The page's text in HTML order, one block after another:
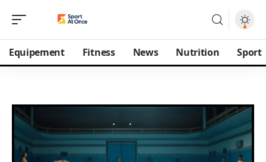
Equipement Fitness News Nutrition Sport